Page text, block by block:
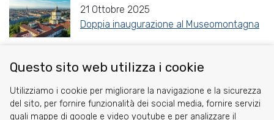
21 Ottobre 2025
Doppia inaugurazione al Museomontagna
ShareFacebook
TwitterRedditWhatsApp
Gmail
Questo sito web utilizza i cookie
Utilizziamo i cookie per migliorare la navigazione e la sicurezza
del sito, per fornire funzionalità dei social media, fornire servizi
quali mappe di google e video youtube e per analizzare il